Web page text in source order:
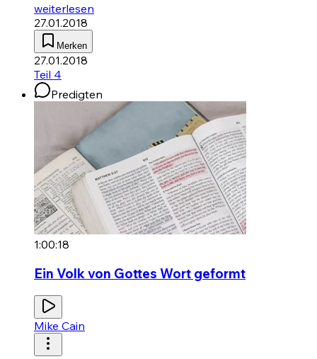
weiterlesen
27.01.2018
Merken
27.01.2018
Teil 4
Predigten
1:00:18
Ein Volk von Gottes Wort geformt
Mike Cain